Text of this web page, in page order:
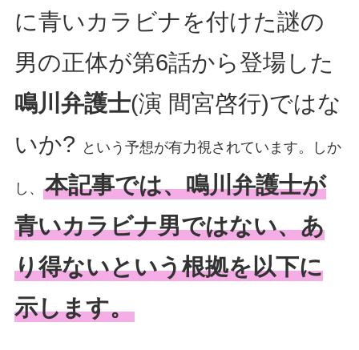
に青いカラビナを付けた謎の
男の正体が第6話から登場した
鳴川弁護士(演 間宮啓行)ではな
いか? という予想が有力視されています。しか
し、 本記事では、鳴川弁護士が
青いカラビナ男ではない、あ
り得ないという根拠を以下に
示します。